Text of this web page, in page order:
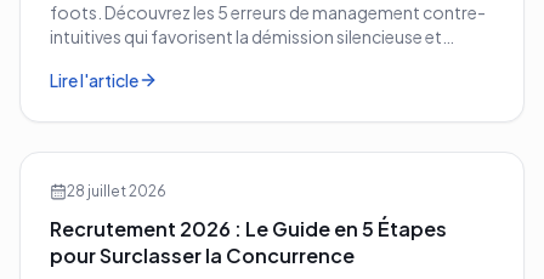
foots. Découvrez les 5 erreurs de management contre-
intuitives qui favorisent la démission silencieuse et
Lire l'article
28 juillet 2026
Recrutement 2026 : Le Guide en 5 Étapes
pour Surclasser la Concurrence